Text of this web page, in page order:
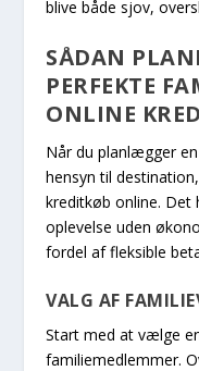
blive både sjov,
SÅDAN
PERFEKTE
ONLINE
Når du planlægger
hensyn til
kreditkøb online.
oplevelse uden
fordel af fleksible
VALG AF
Start med at vælge
familiemedlemmer.